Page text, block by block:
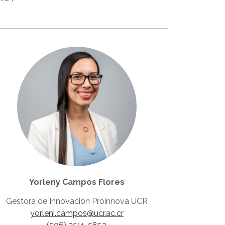
Yorleny Campos Flores
Gestora de Innovación Proinnova UCR
yorleni.campos@ucr.ac.cr